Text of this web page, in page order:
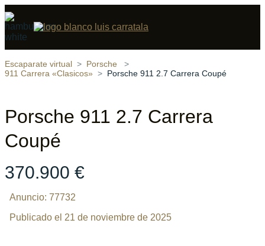
‹ ›
Compartir
Escaparate virtual
Porsche
911 Carrera «Clasicos»
Porsche 911 2.7 Carrera Coupé
Porsche 911 2.7 Carrera
Coupé
370.900 €
Anuncio: 77732
Publicado el 21 de noviembre de 2025